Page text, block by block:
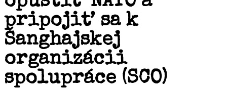
pripojiť sa k
Šanghajskej
organizácii
spolupráce (SCO)